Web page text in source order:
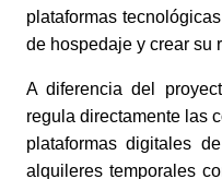
plataformas
de hospedaje y crear su
A diferencia del
regula directamente las
plataformas digitales
alquileres temporales